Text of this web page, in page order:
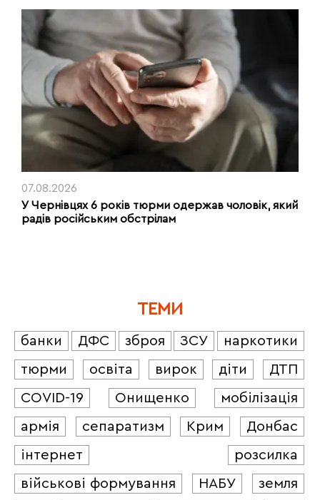
07.08.2026
У Чернівцях 6 років тюрми одержав чоловік, який
радів російським обстрілам
ТЕМИ
банки ДФС зброя ЗСУ
наркотики
тюрми
освіта вирок діти
ДТП
COVID-19
Онищенко
мобілізація
армія
сепаратизм Крим
Донбас
інтернет
розсилка
військові формування
НАБУ
земля